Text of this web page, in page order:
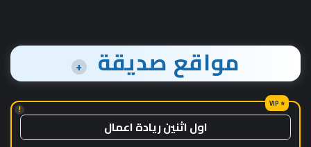
مواقع صديقة +
!
اول اثنين ريادة اعمال